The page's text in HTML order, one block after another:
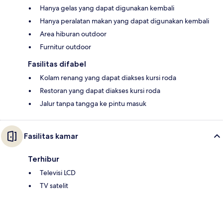
Hanya gelas yang dapat digunakan kembali
Hanya peralatan makan yang dapat digunakan kembali
Area hiburan outdoor
Furnitur outdoor
Fasilitas difabel
Kolam renang yang dapat diakses kursi roda
Restoran yang dapat diakses kursi roda
Jalur tanpa tangga ke pintu masuk
Fasilitas kamar
Terhibur
Televisi LCD
TV satelit